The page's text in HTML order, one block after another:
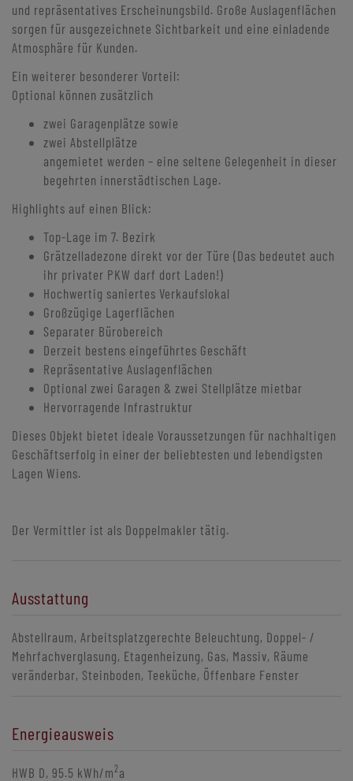
und repräsentatives Erscheinungsbild. Große Auslagenflächen
sorgen für ausgezeichnete Sichtbarkeit und eine einladende
Atmosphäre für Kunden.
Ein weiterer besonderer Vorteil:
Optional können zusätzlich
zwei Garagenplätze sowie
zwei Abstellplätze
angemietet werden – eine seltene Gelegenheit in dieser
begehrten innerstädtischen Lage.
Highlights auf einen Blick:
Top-Lage im 7. Bezirk
Grätzelladezone direkt vor der Türe (Das bedeutet auch
ihr privater PKW darf dort Laden!)
Hochwertig saniertes Verkaufslokal
Großzügige Lagerflächen
Separater Bürobereich
Derzeit bestens eingeführtes Geschäft
Repräsentative Auslagenflächen
Optional zwei Garagen & zwei Stellplätze mietbar
Hervorragende Infrastruktur
Dieses Objekt bietet ideale Voraussetzungen für nachhaltigen
Geschäftserfolg in einer der beliebtesten und lebendigsten
Lagen Wiens.
Der Vermittler ist als Doppelmakler tätig.
Ausstattung
Abstellraum Arbeitsplatzgerechte Beleuchtung Doppel- /
Mehrfachverglasung Etagenheizung Gas Massiv Räume
veränderbar Steinboden Teeküche Öffenbare Fenster
Energieausweis
HWB D, 95.5 kWh/m2a